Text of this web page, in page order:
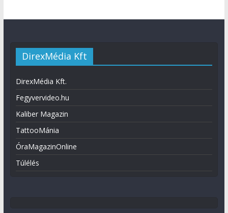
DirexMédia Kft
DirexMédia Kft.
Fegyvervideo.hu
Kaliber Magazin
TattooMánia
ÓraMagazinOnline
Túlélés